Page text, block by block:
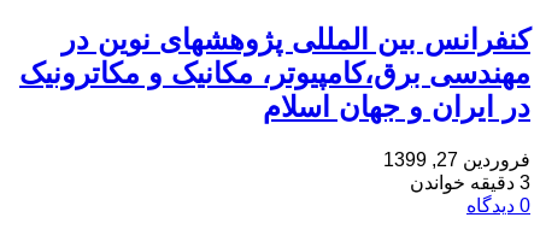
کنفرانس بین المللی پژوهشهای نوین در
مهندسی برق،کامپیوتر، مکانیک و مکاترونیک
در ایران و جهان اسلام
فروردین 27, 1399
3 دقیقه خواندن
0 دیدگاه